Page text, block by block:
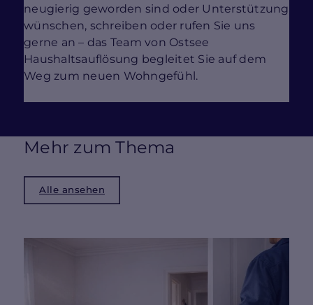
neugierig geworden sind oder Unterstützung
wünschen, schreiben oder rufen Sie uns
gerne an – das Team von Ostsee
Haushaltsauflösung begleitet Sie auf dem
Weg zum neuen Wohngefühl.
Mehr zum Thema
Alle ansehen